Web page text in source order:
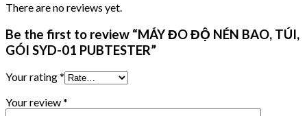
There are no reviews yet.
Be the first to review “MÁY ĐO ĐỘ NÉN BAO, TÚI,
GÓI SYD-01 PUBTESTER”
Your rating*
Your review*